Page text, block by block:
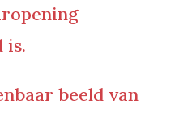
is.
beeld van